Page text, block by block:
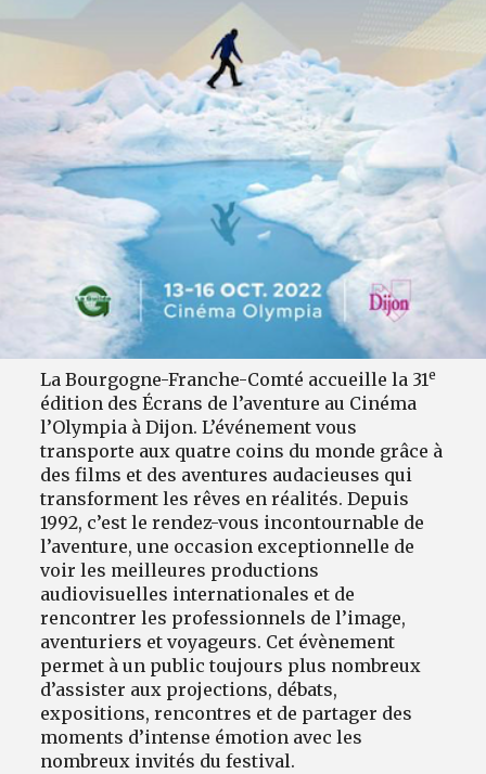
La Bourgogne-Franche-Comté accueille la 31e
édition des Écrans de l’aventure au Cinéma
l’Olympia à Dijon. L’événement vous
transporte aux quatre coins du monde grâce à
des films et des aventures audacieuses qui
transforment les rêves en réalités. Depuis
1992, c’est le rendez-vous incontournable de
l’aventure, une occasion exceptionnelle de
voir les meilleures productions
audiovisuelles internationales et de
rencontrer les professionnels de l’image,
aventuriers et voyageurs. Cet évènement
permet à un public toujours plus nombreux
d’assister aux projections, débats,
expositions, rencontres et de partager des
moments d’intense émotion avec les
nombreux invités du festival.